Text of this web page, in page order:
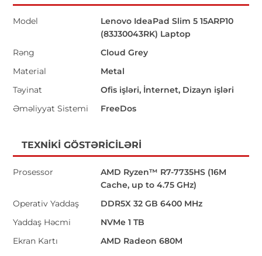
Model
Lenovo IdeaPad Slim 5 15ARP10
(83J30043RK) Laptop
Rəng
Cloud Grey
Material
Metal
Təyinat
Ofis işləri, İnternet, Dizayn işləri
Əməliyyat Sistemi
FreeDos
TEXNIKI GÖSTƏRICILƏRI
Prosessor
AMD Ryzen™ R7-7735HS (16M
Cache, up to 4.75 GHz)
Operativ Yaddaş
DDR5X 32 GB 6400 MHz
Yaddaş Həcmi
NVMe 1 TB
Ekran Kartı
AMD Radeon 680M